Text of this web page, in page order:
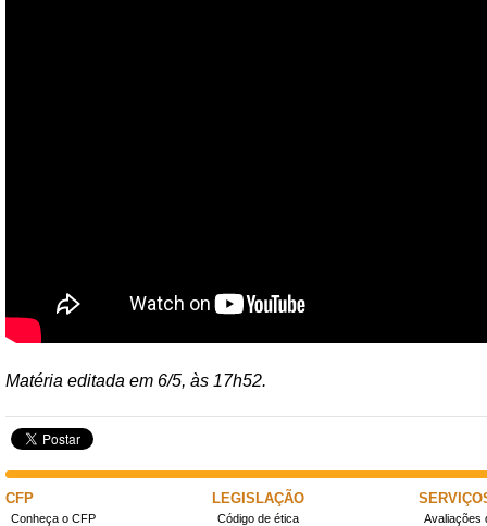
Matéria editada em 6/5, às 17h52.
CFP
Conheça o CFP
LEGISLAÇÃO
Código de ética
Avaliações